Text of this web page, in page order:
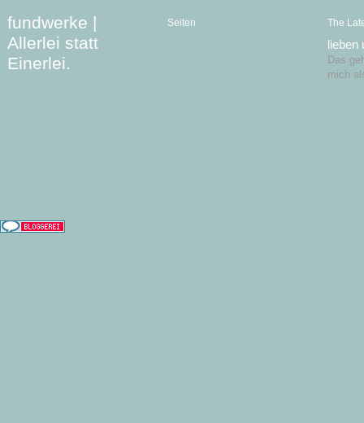
fundwerke |
Allerlei statt
Einerlei.
Seiten The
lieben
Das
mich